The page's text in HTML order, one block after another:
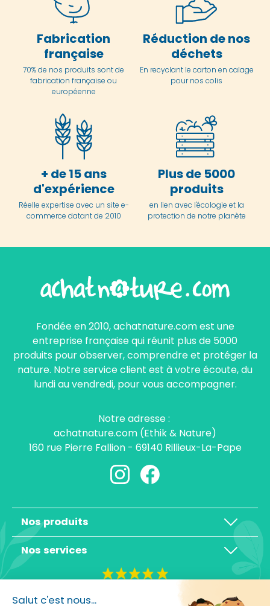
Salut c'est nous...
Fabrication
française
70% de nos produits sont de
fabrication française ou
européenne
Réduction de nos
déchets
En recyclant le carton en calage
pour nos colis
+ de 15 ans
d'expérience
Réelle expertise avec un site e-
commerce datant de 2010
Plus de 5000
produits
en lien avec l'écologie et la
protection de notre planète
Fondée en 2010, achatnature.com est une
entreprise française qui réunit plus de 5000
produits pour observer, comprendre et protéger la
nature. Notre service client est à votre écoute, du
lundi au vendredi, pour vous accompagner.
Notre adresse :
achatnature.com (Ethik & Nature)
160 rue Pierre Fallion - 69140 Rillieux-La-Pape
Nos produits
Nos services